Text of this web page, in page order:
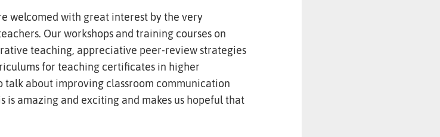
welcomed with great interest by the very
Our workshops and training courses on
teaching, appreciative peer-review strategies
for teaching certificates in higher
talk about improving classroom communication
is amazing and exciting and makes us hopeful that